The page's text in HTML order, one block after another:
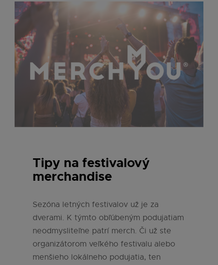
Tipy na festivalový
merchandise
Sezóna letných festivalov už je za
dverami. K týmto obľúbeným podujatiam
neodmysliteľne patrí merch. Či už ste
organizátorom veľkého festivalu alebo
menšieho lokálneho podujatia, ten